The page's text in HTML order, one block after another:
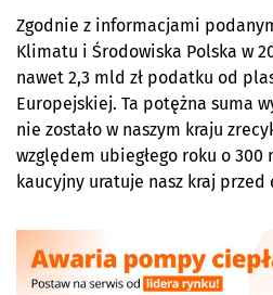
Zgodnie z informacjami
Klimatu i Środowiska Polska w
nawet 2,3 mld zł podatku od
Europejskiej. Ta potężna suma
nie zostało w naszym kraju
względem ubiegłego roku o 300
kaucyjny uratuje nasz kraj